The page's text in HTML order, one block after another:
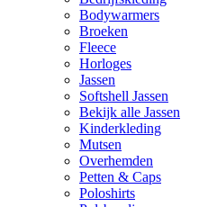
Bodywarmers
Broeken
Fleece
Horloges
Jassen
Softshell Jassen
Bekijk alle Jassen
Kinderkleding
Mutsen
Overhemden
Petten & Caps
Poloshirts